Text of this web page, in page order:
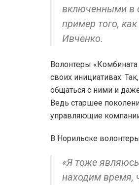
включенными в
пример того,
Ивченко.
Волонтеры
своих инициативах.
общаться с ними и
Ведь старшее
управляющие
В Норильске
«Я тоже
находим время,